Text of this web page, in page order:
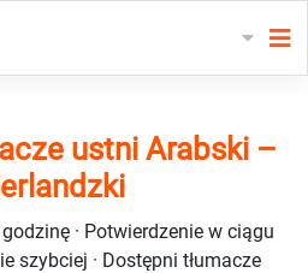
ustni Arabski –
· Potwierdzenie w ciągu
szybciej · Dostępni tłumacze